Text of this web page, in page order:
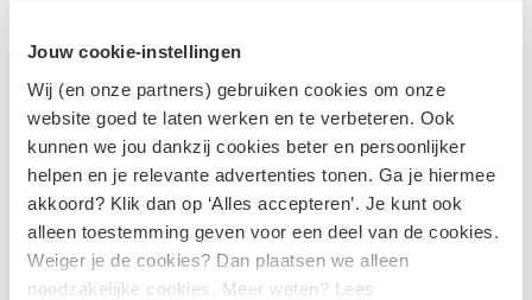
Jouw cookie-instellingen
Wij (en onze partners) gebruiken cookies om onze
website goed te laten werken en te verbeteren. Ook
kunnen we jou dankzij cookies beter en persoonlijker
helpen en je relevante advertenties tonen. Ga je hiermee
akkoord? Klik dan op ‘Alles accepteren’. Je kunt ook
alleen toestemming geven voor een deel van de cookies.
Weiger je de cookies? Dan plaatsen we alleen
noodzakelijke cookies. Meer weten? Lees